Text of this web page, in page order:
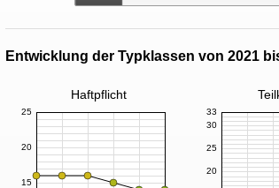
Entwicklung der Typklassen von 2021
Haftpflicht
15
20
25
20
25
30
33